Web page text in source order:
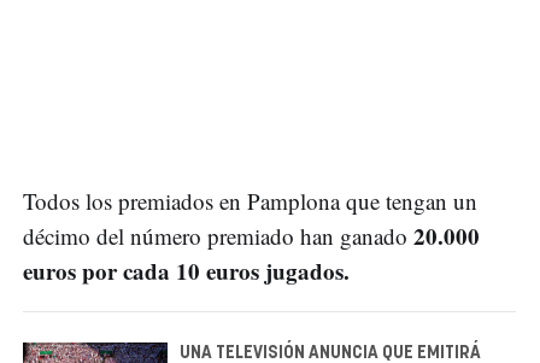
Todos los premiados en Pamplona que tengan un
décimo del número premiado han ganado 20.000
euros por cada 10 euros jugados.
UNA TELEVISIÓN ANUNCIA QUE EMITIRÁ